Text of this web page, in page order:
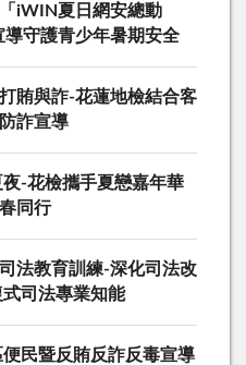
iWIN夏日網安總動
導守護青少年暑期安全
賄與詐-花蓮地檢結合客
詐宣導
-花檢攜手夏戀嘉年華
同行
法教育訓練-深化司法改
司法專業知能
民暨反賄反詐反毒宣導